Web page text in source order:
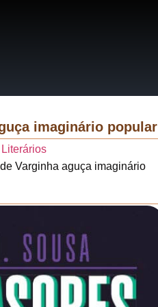
imaginário popular
Varginha aguça imaginário